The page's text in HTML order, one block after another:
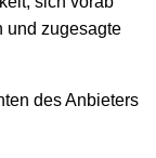
und zugesagte
des Anbieters